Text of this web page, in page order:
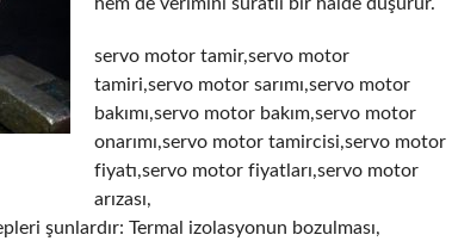
servo motor tamir,servo motor
tamiri,servo motor sarımı,servo motor
bakımı,servo motor bakım,servo motor
onarımı,servo motor tamircisi,servo motor
fiyatı,servo motor fiyatları,servo motor
arızası,
şunlardır: Termal izolasyonun bozulması,